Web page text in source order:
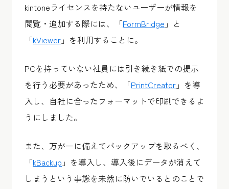
kintoneライセンスを持たないユーザーが情報を
閲覧・追加する際には、「FormBridge 」と
「kViewer 」を利用することに。
PCを持っていない社員には引き続き紙での提示
を行う必要があったため、「PrintCreator 」を導
入し、自社に合ったフォーマットで印刷できるよ
うにしました。
また、万が一に備えてバックアップを取るべく、
「kBackup 」を導入し、導入後にデータが消えて
しまうという事態を未然に防いでいるとのことで